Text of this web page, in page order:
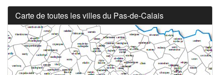
Carte de toutes les villes du Pas-de-Calais